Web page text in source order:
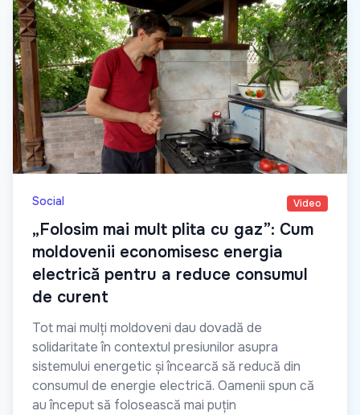
Social Video
„Folosim mai mult plita cu gaz”: Cum
moldovenii economisesc energia
electrică pentru a reduce consumul
de curent
Tot mai mulți moldoveni dau dovadă de
solidaritate în contextul presiunilor asupra
sistemului energetic și încearcă să reducă din
consumul de energie electrică. Oamenii spun că
au început să folosească mai puțin